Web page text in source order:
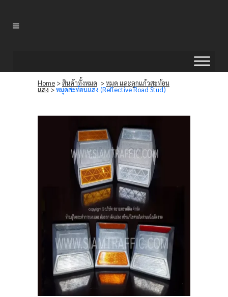
Home >สินค้าทั้งหมด >หมุด และลูกแก้วสะท้อน
แสง>หมุดสะท้อนแสง (Reflective Road Stud)